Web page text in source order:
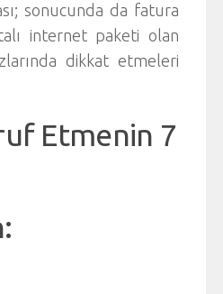
sonucunda da fatura
internet paketi olan
dikkat etmeleri
Etmenin 7